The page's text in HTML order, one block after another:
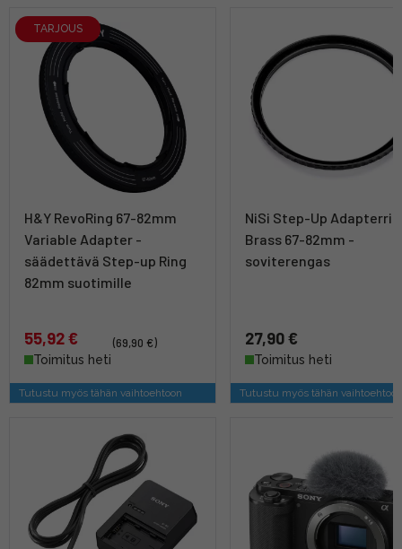
TARJOUS
H&Y RevoRing 67-82mm
Variable Adapter -
säädettävä Step-up Ring
82mm suotimille
55,92 €
(69,90 €)
Toimitus heti
Tutustu myös tähän vaihtoehtoon
NiSi Step-Up
Brass 67-82mm -
soviterengas
27,90 €
Toimitus heti
Tutustu myös tähän